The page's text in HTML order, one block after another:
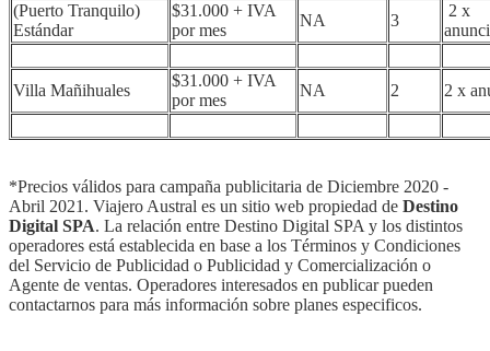
(Puerto Tranquilo)
Estándar
$31.000 + IVA
por mes
NA 3
2 x
Villa Mañihuales
$31.000 + IVA
por mes
NA 2 2 x
*Precios válidos para campaña publicitaria de Diciembre 2020 -
Abril 2021. Viajero Austral es un sitio web propiedad de Destino
Digital SPA. La relación entre Destino Digital SPA y los distintos
operadores está establecida en base a los Términos y Condiciones
del Servicio de Publicidad o Publicidad y Comercialización o
Agente de ventas. Operadores interesados en publicar pueden
contactarnos para más información sobre planes especificos.